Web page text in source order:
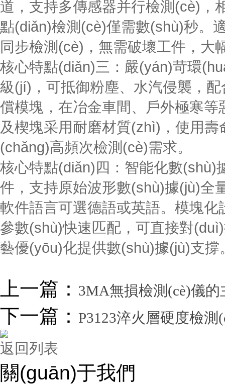
道，支持多傳感器并行檢測
點(diǎn)檢測(cè)僅需數(shù)秒
同步檢測(cè)，無需破壞工件，
核心特點(diǎn)三：嚴(yán)苛環
級(jí)，可抵御粉塵、水汽侵襲
償模塊，在冶金車間、戶外
及楔塊采用耐磨材質(zhì)，使用
(chǎng)高頻次檢測(cè)需求。
核心特點(diǎn)四：智能化數(shù)據
件，支持原始波形數(shù)據(jù)全量
軟件語言可選德語或英語。模塊化
參數(shù)快速匹配，可直接對(duì)
藝優(yōu)化提供數(shù)據(jù)支撐
上一篇： 3MA無損檢測(cè)儀
下一篇： P3123淬火層硬度檢測
返回列表
關(guān)于我們